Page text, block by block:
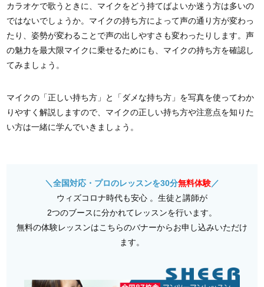
カラオケで歌うときに、マイクをどう持てばよいか迷う方は多いの
ではないでしょうか。マイクの持ち方によって声の通り方が変わっ
たり、姿勢が変わることで声の出しやすさも変わったりします。声
の魅力を最大限マイクに乗せるためにも、マイクの持ち方を確認し
てみましょう。
マイクの「正しい持ち方」と「ダメな持ち方」を写真を使ってわか
りやすく解説しますので、マイクの正しい持ち方や注意点を知りた
い方は一緒に学んでいきましょう。
＼全国対応・プロのレッスンを30分無料体験／
ウィズコロナ時代も安心 。生徒と講師が
2つのブースに分かれてレッスンを行います。
無料の体験レッスンはこちらのバナーからお申し込みいただけ
ます。